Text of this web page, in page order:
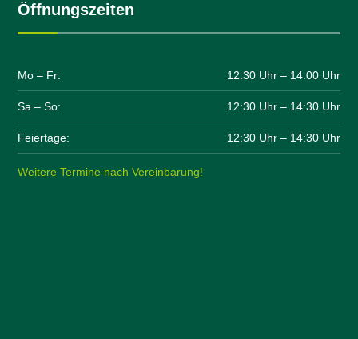
Öffnungszeiten
Mo – Fr: 12:30 Uhr – 14.00 Uhr
Sa – So: 12:30 Uhr – 14:30 Uhr
Feiertage: 12:30 Uhr – 14:30 Uhr
Weitere Termine nach Vereinbarung!